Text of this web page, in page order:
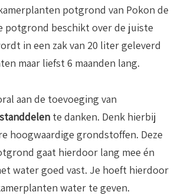
potgrond van Pokon de
potgrond beschikt over de juiste
in een zak van 20 liter geleverd
maar liefst 6 maanden lang.
aan de toevoeging van
te danken. Denk hierbij
hoogwaardige grondstoffen. Deze
gaat hierdoor lang mee én
water goed vast. Je hoeft hierdoor
water te geven.